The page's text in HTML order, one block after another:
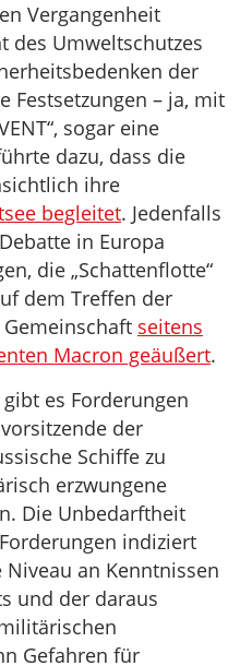
Vergangenheit
des Umweltschutzes
der
Festsetzungen – ja, mit
sogar eine
dazu, dass die
ihre
begleitet. Jedenfalls
in Europa
die „Schattenflotte“
dem Treffen der
seitens
Macron geäußert.
es Forderungen
der
Schiffe zu
erzwungene
Die Unbedarftheit
indiziert
an Kenntnissen
und der daraus
Gefahren für